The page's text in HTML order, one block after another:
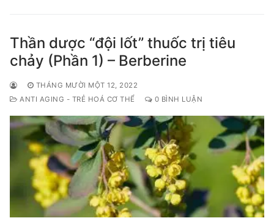
Thần dược “đội lốt” thuốc trị tiêu
chảy (Phần 1) – Berberine
THÁNG MƯỜI MỘT 12, 2022
ANTI AGING - TRẺ HOÁ CƠ THỂ
0 BÌNH LUẬN